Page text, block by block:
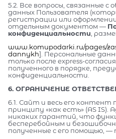
5.2. Все вопросы, связанные
данных Пользователя
регистрации или
отдельным документом —
конфиденциальности ,
www.komupodarki.ru/pages/
dannykh]. Персональные
только после express-
полученного в порядке,
конфиденциальности.
6. ОГРАНИЧЕНИЕ
6.1. Сайт и весь его
принципу «как есть» (AS
никаких гарантий, что
бесперебойным и
полученные с его помощью,